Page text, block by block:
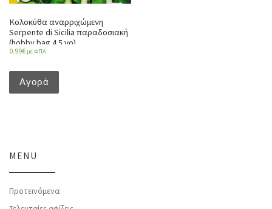
Κολοκύθα αναρριχώμενη
Serpente di Sicilia παραδοσιακή
(hobby bag 4.5 γρ)
0.99€ με ΦΠΑ
Αγορά
MENU
Προτεινόμενα